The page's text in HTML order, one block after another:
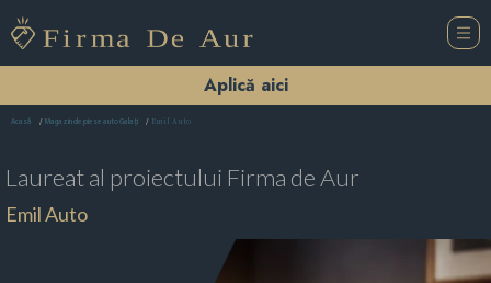
Aplică aici
Acasă Magazin de piese auto Galaţi Emil Auto
Laureat al proiectului Firma de Aur
Emil Auto